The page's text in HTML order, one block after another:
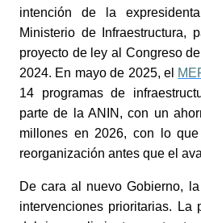
intención de la
Ministerio de Infraestructura,
proyecto de ley al Congreso
2024. En mayo de 2025, el
14 programas de
parte de la ANIN, con un
millones en 2026, con lo
reorganización antes que el
De cara al nuevo Gobierno,
intervenciones prioritarias. La